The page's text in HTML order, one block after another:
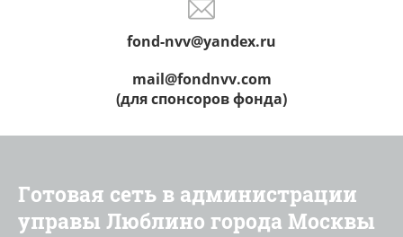
fond-nvv@yandex.ru
mail@fondnvv.com
(для спонсоров фонда)
Готовая сеть в администрации
управы Люблино города Москвы